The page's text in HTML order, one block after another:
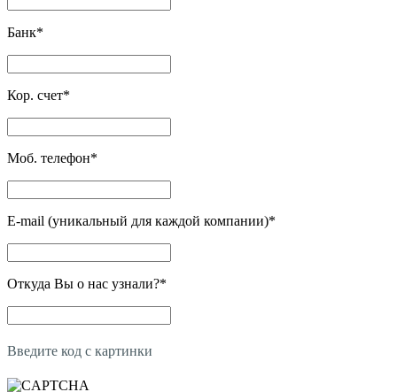
Банк*
Кор. счет*
Моб. телефон*
E-mail (уникальный для каждой компании)*
Откуда Вы о нас узнали?*
Введите код с картинки